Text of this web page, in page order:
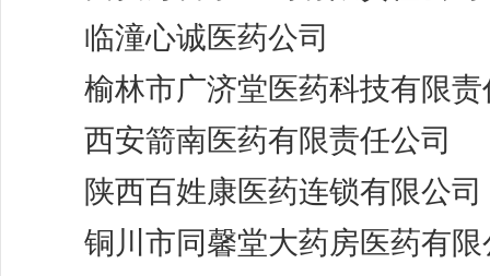
临潼心诚医药公司
榆林市广济堂医药科技有限责
西安箭南医药有限责任公司
陕西百姓康医药连锁有限公司
铜川市同馨堂大药房医药有限